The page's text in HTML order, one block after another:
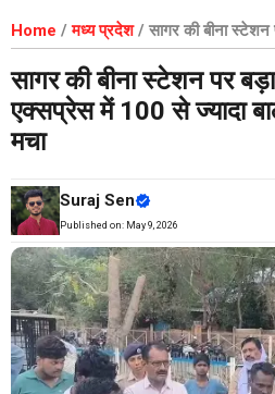
Home /मध्य प्रदेश/ सागर की बीना
में 100 से ज्यादा बाल मजदूर मिले, हड़कंप मचा
सागर की बीना स्टेशन पर
एक्सप्रेस में 100 से ज्यादा
मचा
Suraj Sen
Published on: May 9, 2026